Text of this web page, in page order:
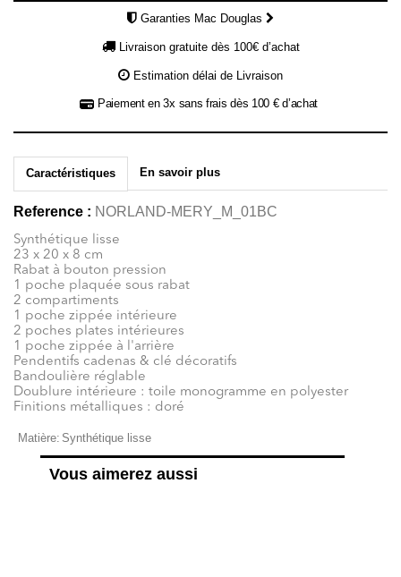
Garanties Mac Douglas
Livraison gratuite dès 100€ d’achat
Estimation délai de Livraison
Paiement en 3x sans frais dès 100 € d’achat
Caractéristiques En savoir plus
Reference : NORLAND-MERY_M_01BC
Synthétique lisse
23 x 20 x 8 cm
Rabat à bouton pression
1 poche plaquée sous rabat
2 compartiments
1 poche zippée intérieure
2 poches plates intérieures
1 poche zippée à l'arrière
Pendentifs cadenas & clé décoratifs
Bandoulière réglable
Doublure intérieure : toile monogramme en polyester
Finitions métalliques : doré
Matière: Synthétique lisse
Vous aimerez aussi